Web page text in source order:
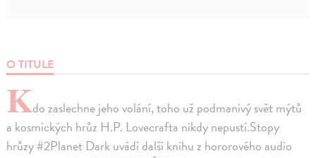
O TITULE
Kdo zaslechne jeho volání, toho už podmanivý svět mýtů
a kosmických hrůz H.P. Lovecrafta nikdy nepustí.Stopy
hrůzy #2Planet Dark uvádí další knihu z hororového audio